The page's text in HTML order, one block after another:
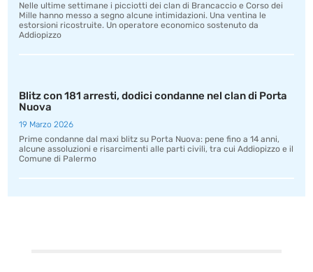
Nelle ultime settimane i picciotti dei clan di Brancaccio e Corso dei
Mille hanno messo a segno alcune intimidazioni. Una ventina le
estorsioni ricostruite. Un operatore economico sostenuto da
Addiopizzo
Blitz con 181 arresti, dodici condanne nel clan di Porta
Nuova
19 Marzo 2026
Prime condanne dal maxi blitz su Porta Nuova: pene fino a 14 anni,
alcune assoluzioni e risarcimenti alle parti civili, tra cui Addiopizzo e il
Comune di Palermo